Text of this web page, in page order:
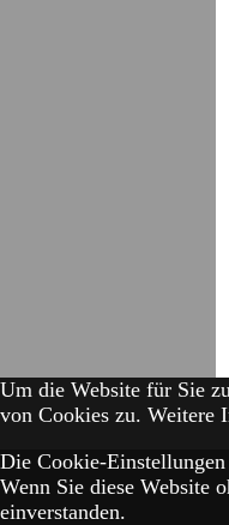
Um die Website für Sie
von Cookies zu. Weitere
Die Cookie-
Wenn Sie diese Website
einverstanden.